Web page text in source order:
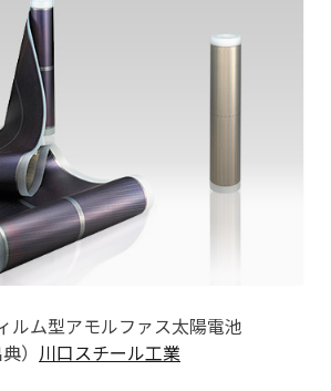
ルム型アモルファス太陽電池
） 川口スチール工業